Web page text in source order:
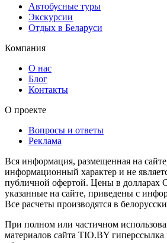
Автобусные туры
Экскурсии
Отдых в Беларуси
Компания
О нас
Блог
Контакты
О проекте
Вопросы и ответы
Реклама
Вся информация, размещенная на
информационный характер и не
публичной офертой. Цены в
указанные на сайте, приведены с
Все расчеты производятся в
При полном или частичном
материалов сайта TIO.BY гиперссылка